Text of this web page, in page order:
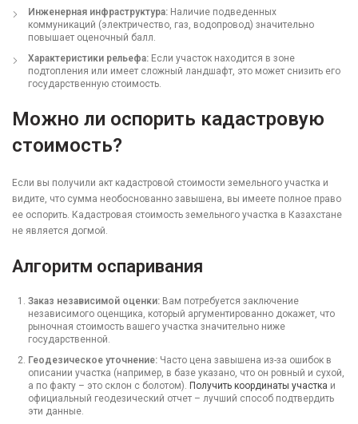
Инженерная инфраструктура: Наличие подведенных
коммуникаций (электричество, газ, водопровод) значительно
повышает оценочный балл.
Характеристики рельефа: Если участок находится в зоне
подтопления или имеет сложный ландшафт, это может снизить его
государственную стоимость.
Можно ли оспорить кадастровую
стоимость?
Если вы получили акт кадастровой стоимости земельного участка и
видите, что сумма необоснованно завышена, вы имеете полное право
ее оспорить. Кадастровая стоимость земельного участка в Казахстане
не является догмой.
Алгоритм оспаривания
Заказ независимой оценки: Вам потребуется заключение
независимого оценщика, который аргументированно докажет, что
рыночная стоимость вашего участка значительно ниже
государственной.
Геодезическое уточнение: Часто цена завышена из-за ошибок в
описании участка (например, в базе указано, что он ровный и сухой,
а по факту – это склон с болотом). Получить координаты участка и
официальный геодезический отчет – лучший способ подтвердить
эти данные.